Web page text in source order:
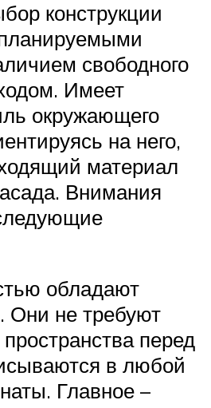
конструкции
свободного
Имеет
окружающего
на него,
материал
Внимания
обладают
Они не требуют
перед
в любой
Главное –